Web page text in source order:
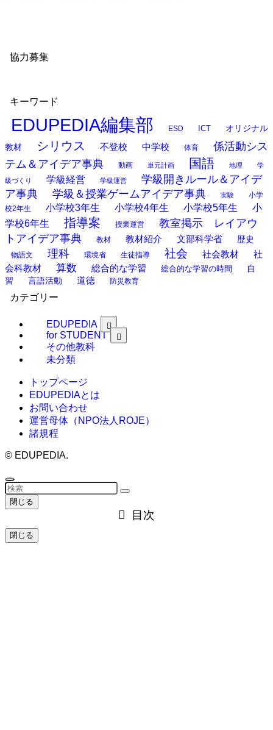
協力募集
キーワード
EDUPEDIA編集部 ESD ICT
オリジナル
教材
シリウス 不登校 中学校 体育
係活動シス
テム＆アイデア事典
動画 単元計画 国語 地理 学
級づくり 学級経営 学級運営
学級開きルール＆アイデ
ア事典
学級＆授業ゲームアイデア事典 実験
小学
校2年生
小学校3年生 小学校4年生 小学校5年生
小
学校6年生
指導案 授業運営
教室掲示 レイアウ
トアイデア事典
教材 教材紹介 文部科学省 歴史
物語文 理科 環境省 生徒指導 社会 社会教材
社
会科教材
算数 総合的な学習 総合的な学習の時間
自
習
言語活動 道徳 防災教育
カテゴリー
EDUPEDIA
for STUDENT
その他教科
未分類
トップページ
EDUPEDIAとは
お問い合わせ
運営母体（NPO法人ROJE）
諸規程
© EDUPEDIA.
閉じる
目次
閉じる